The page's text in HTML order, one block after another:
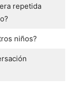
repetida
niños?